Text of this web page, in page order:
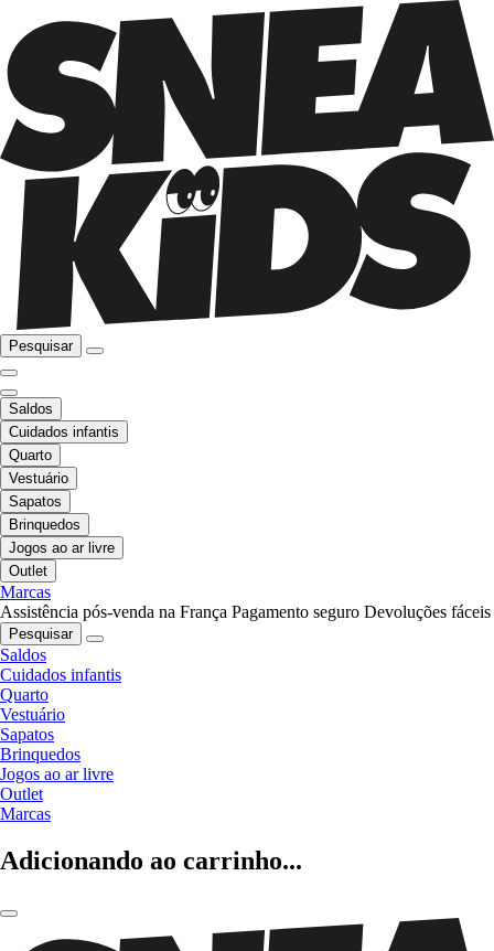
Pesquisar
Saldos
Cuidados infantis
Quarto
Vestuário
Sapatos
Brinquedos
Jogos ao ar livre
Outlet
Marcas
Assistência pós-venda na França Pagamento seguro Devoluções fáceis
Pesquisar
Saldos
Cuidados infantis
Quarto
Vestuário
Sapatos
Brinquedos
Jogos ao ar livre
Outlet
Marcas
Adicionando ao carrinho...